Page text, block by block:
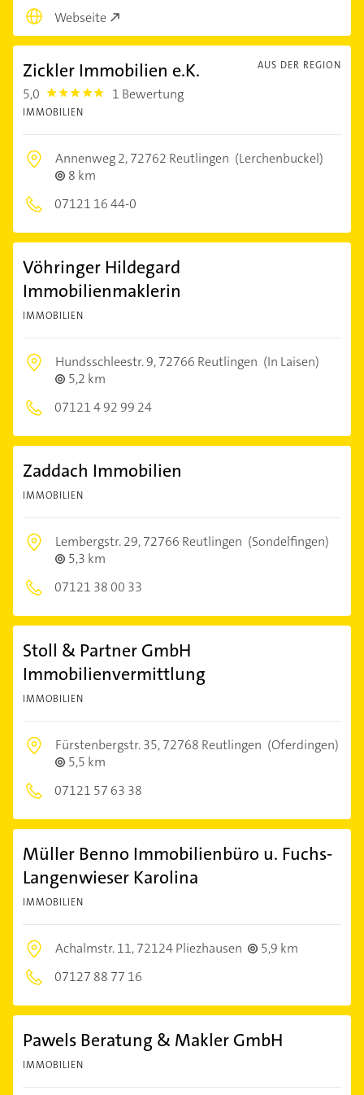
Webseite
AUS DER REGION
Zickler Immobilien e.K.
5,0 5.0 1 Bewertung
IMMOBILIEN
Annenweg 2,72762 Reutlingen (Lerchenbuckel)
8 km
07121 16 44-0
Vöhringer Hildegard
Immobilienmaklerin
IMMOBILIEN
Hundsschleestr. 9,72766 Reutlingen (In Laisen)
5,2 km
07121 4 92 99 24
Zaddach Immobilien
IMMOBILIEN
Lembergstr. 29,72766 Reutlingen (Sondelfingen)
5,3 km
07121 38 00 33
Stoll & Partner GmbH
Immobilienvermittlung
IMMOBILIEN
Fürstenbergstr. 35,72768 Reutlingen (Oferdingen)
5,5 km
07121 57 63 38
Müller Benno Immobilienbüro u. Fuchs-
Langenwieser Karolina
IMMOBILIEN
Achalmstr. 11,72124 Pliezhausen
5,9 km
07127 88 77 16
Pawels Beratung & Makler GmbH
IMMOBILIEN